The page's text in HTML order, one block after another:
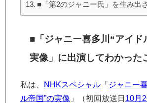
■「第2のジャニー氏」を生み出
■「ジャニー喜多川“アイド
実像」に出演してわかった
私は、 NHKスペシャル 「 ジャニー
ル帝国”の実像 」（初回放送日 10月